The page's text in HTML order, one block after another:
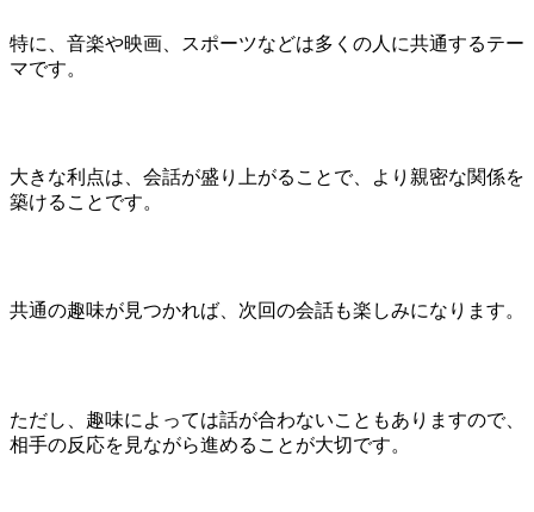
特に、音楽や映画、スポーツなどは多くの人に共通するテー
マです。
大きな利点は、会話が盛り上がることで、より親密な関係を
築けることです。
共通の趣味が見つかれば、次回の会話も楽しみになります。
ただし、趣味によっては話が合わないこともありますので、
相手の反応を見ながら進めることが大切です。